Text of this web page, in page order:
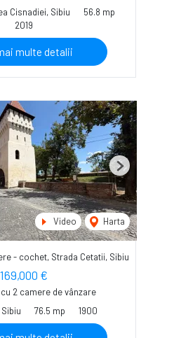
Cisnadiei, Sibiu
56.8 mp
2019
multe detalii
Video Harta
Next
- cochet, Strada Cetatii, Sibiu
169,000 €
2 camere de vânzare
76.5 mp 1900